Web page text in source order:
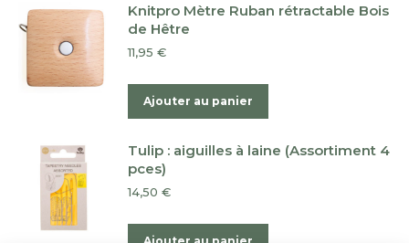
choisies
Knitpro Mètre Ruban rétractable Bois
de Hêtre
11,95 €
Ajouter au panier
Tulip : aiguilles à laine (Assortiment 4
pces)
14,50 €